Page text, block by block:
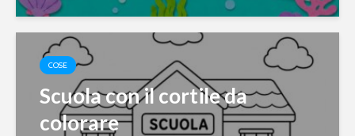
COSE
Scuola con il cortile da
colorare